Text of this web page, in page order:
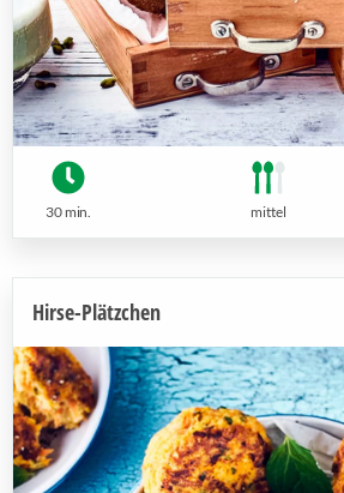
30 min. mittel
Hirse-Plätzchen